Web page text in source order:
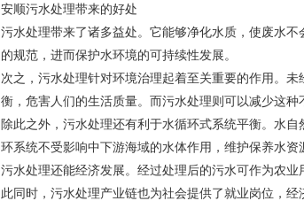
安顺污水处理带来的好处
污水处理带来了诸多益处。它能够净化水质，使废水
的规范，进而保护水环境的可持续性发展。
次之，污水处理针对环境治理起着至关重要的作用。
衡，危害人们的生活质量。而污水处理则可以减少这种
除此之外，污水处理还有利于水循环式系统平衡。水
环系统不受影响中下游海域的水体作用，维护保养水资
污水处理还能经济发展。经过处理后的污水可作为农
此同时，污水处理产业链也为社会提供了就业岗位，经